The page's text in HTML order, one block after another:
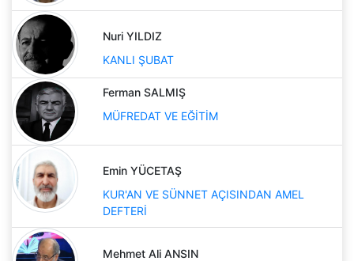
Nuri YILDIZ
KANLI ŞUBAT
Ferman SALMIŞ
MÜFREDAT VE EĞİTİM
Emin YÜCETAŞ
KUR'AN VE SÜNNET AÇISINDAN AMEL
DEFTERİ
Mehmet Ali ANSIN